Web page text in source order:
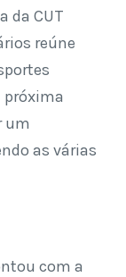
da CUT
reúne
próxima
um
as várias
com a